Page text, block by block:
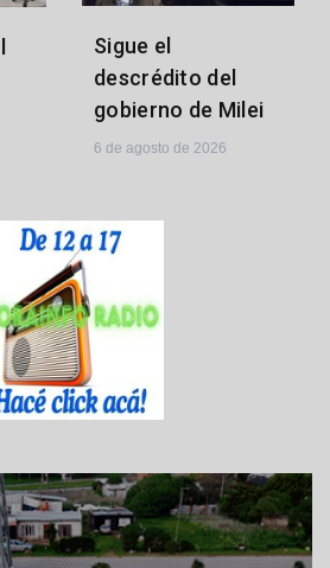
Sigue el
descrédito del
gobierno de Milei
6 de agosto de 2026